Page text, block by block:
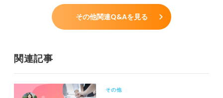
その他関連Q&Aを見る
関連記事
その他